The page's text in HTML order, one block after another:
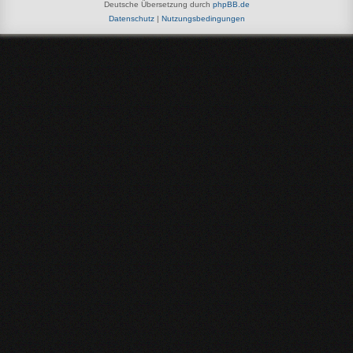
Deutsche Übersetzung durch phpBB.de
Datenschutz| Nutzungsbedingungen